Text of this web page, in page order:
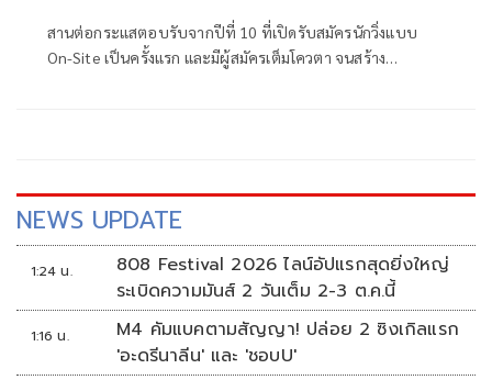
สานต่อกระแสตอบรับจากปีที่ 10 ที่เปิดรับสมัครนักวิ่งแบบ
On-Site เป็นครั้งแรก และมีผู้สมัครเต็มโควตา จนสร้าง
On-Site จำนวน 2,000 สิทธิ์
NEWS UPDATE
1:24 น.
808 Festival 2026 ไลน์อัปแรกสุดยิ่งใหญ่
ระเบิดความมันส์ 2 วันเต็ม 2-3 ต.ค.นี้
1:16 น.
M4 คัมแบคตามสัญญา! ปล่อย 2 ซิงเกิลแรก
'อะดรีนาลีน' และ 'ชอบU'